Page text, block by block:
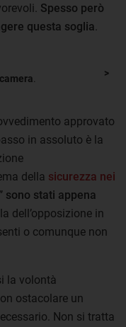
Spesso però
questa soglia
approvato
in assoluto è la
della sicurezza nei
sono stati appena
dell’opposizione in
o comunque non
la volontà
ostacolare un
Non si tratta